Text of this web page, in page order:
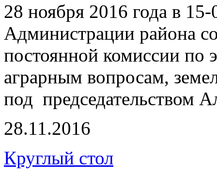
28 ноября 2016 года в 15-
Администрации района
постоянной комиссии по
аграрным вопросам,
под председательством
28.11.2016
Круглый стол